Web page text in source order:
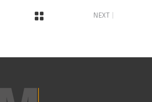
NEXT